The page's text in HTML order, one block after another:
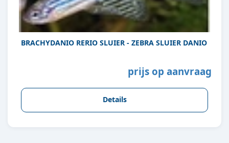
BRACHYDANIO RERIO SLUIER - ZEBRA SLUIER DANIO
prijs op aanvraag
Details